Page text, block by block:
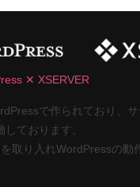
✕ XSERVER
で作られており、
ております。
取り入れWordPressの動